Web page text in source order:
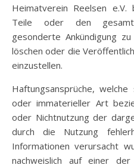
Heimatverein Reelsen e.V.
Teile oder den
gesonderte Ankündigung
löschen oder die
einzustellen.
Haftungsansprüche,
oder immaterieller Art
oder Nichtnutzung der
durch die Nutzung
Informationen verursacht
nachweislich auf einer